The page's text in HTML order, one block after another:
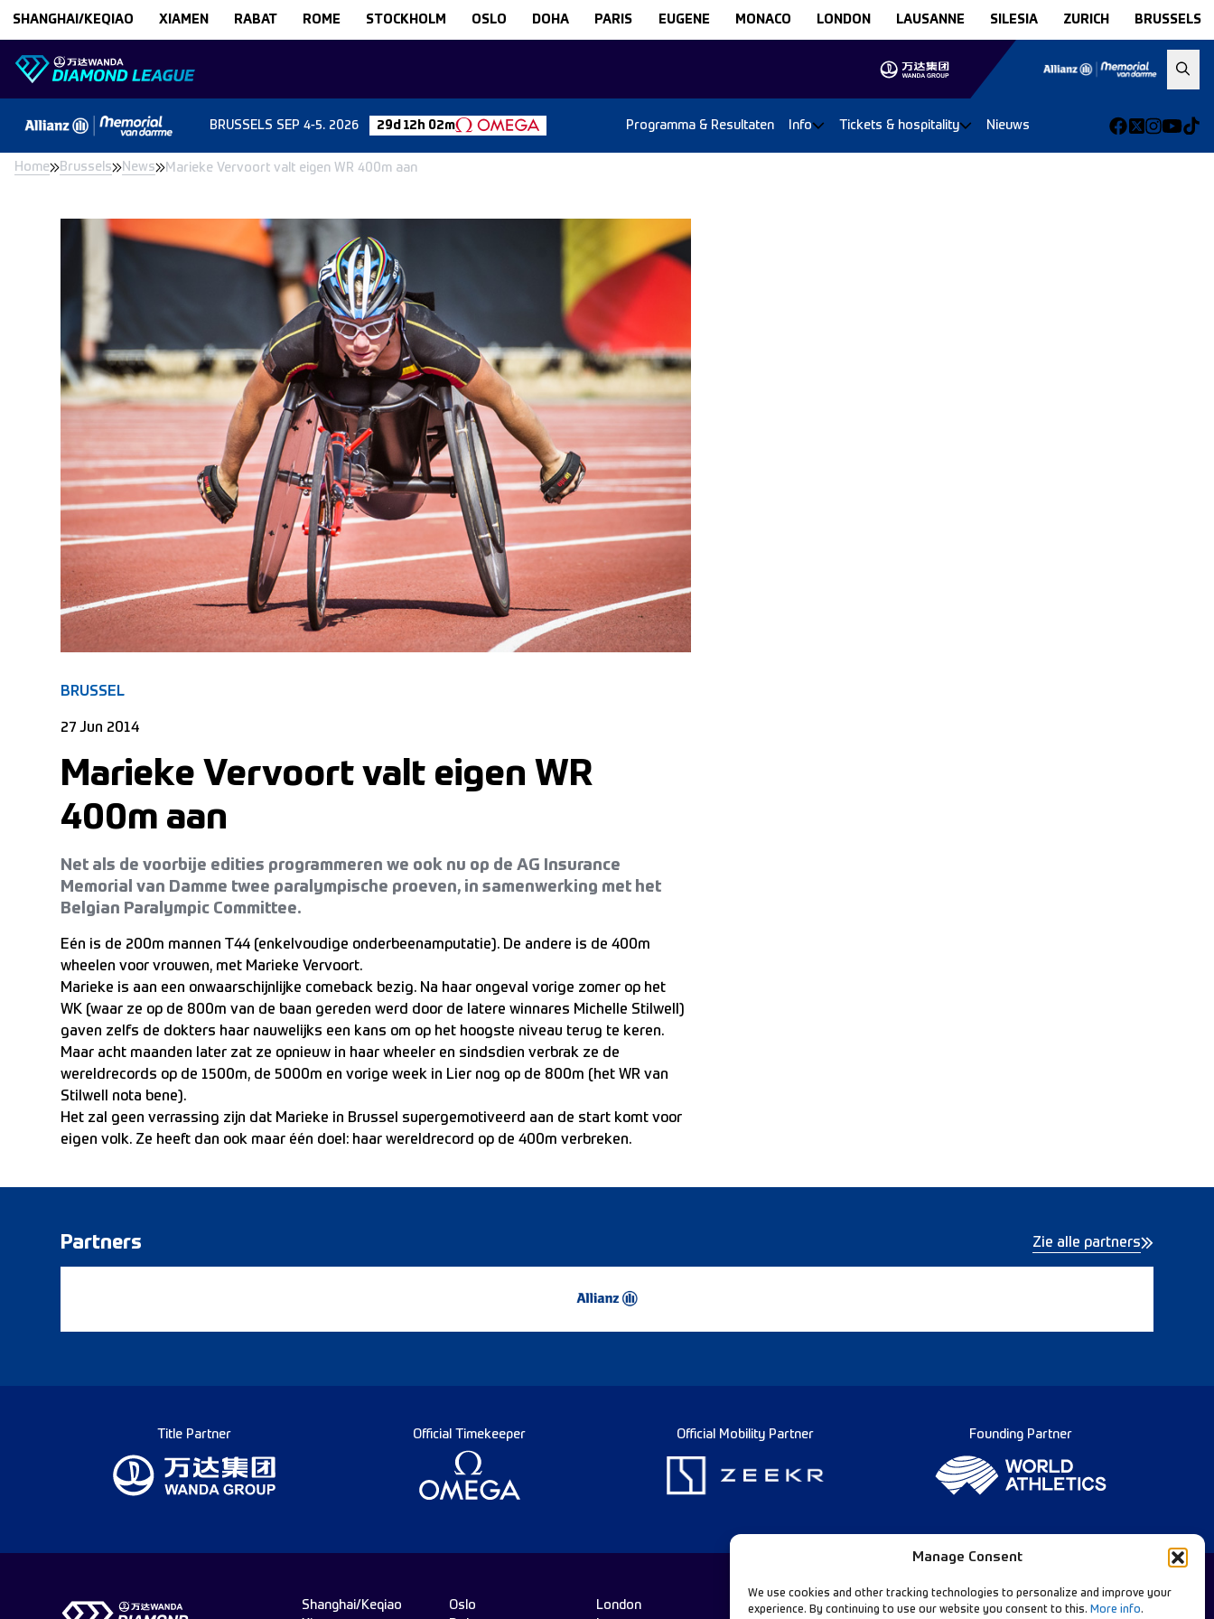
Manage Consent
We use cookies and other tracking technologies to personalize and improve your
experience. By continuing to use our website you consent to this. More info.
SHANGHAI/KEQIAO XIAMEN RABAT ROME STOCKHOLM OSLO DOHA PARIS EUGENE MONACO LONDON LAUSANNE SILESIA ZURICH BRUSSELS
BRUSSELS SEP 4-5. 2026 29d 12h 02m Programma & Resultaten Info Tickets & hospitality Nieuws
Home Brussels News Marieke Vervoort valt eigen WR 400m aan
BRUSSEL
27 Jun 2014
Marieke Vervoort valt eigen WR
400m aan
Net als de voorbije edities programmeren we ook nu op de AG Insurance
Memorial van Damme twee paralympische proeven, in samenwerking met het
Belgian Paralympic Committee.
Eén is de 200m mannen T44 (enkelvoudige onderbeenamputatie). De andere is de 400m
wheelen voor vrouwen, met Marieke Vervoort.
Marieke is aan een onwaarschijnlijke comeback bezig. Na haar ongeval vorige zomer op het
WK (waar ze op de 800m van de baan gereden werd door de latere winnares Michelle Stilwell)
gaven zelfs de dokters haar nauwelijks een kans om op het hoogste niveau terug te keren.
Maar acht maanden later zat ze opnieuw in haar wheeler en sindsdien verbrak ze de
wereldrecords op de 1500m, de 5000m en vorige week in Lier nog op de 800m (het WR van
Stilwell nota bene).
Het zal geen verrassing zijn dat Marieke in Brussel supergemotiveerd aan de start komt voor
eigen volk. Ze heeft dan ook maar één doel: haar wereldrecord op de 400m verbreken.
Partners Zie alle partners
Title Partner Official Timekeeper Official Mobility Partner Founding Partner
Shanghai/Keqiao
Oslo
London